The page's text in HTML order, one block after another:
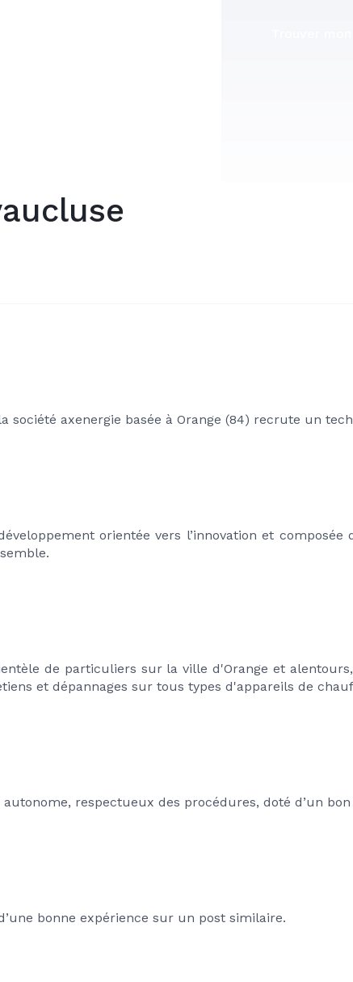
société axenergie basée à Orange (84) recrute un
orientée vers l’innovation et composée
de particuliers sur la ville d'Orange et
et dépannages sur tous types d'appareils de
respectueux des procédures, doté d’un
bonne expérience sur un post similaire.